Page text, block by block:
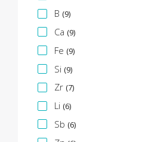
B (9)
Ca (9)
Fe (9)
Si (9)
Zr (7)
Li (6)
Sb (6)